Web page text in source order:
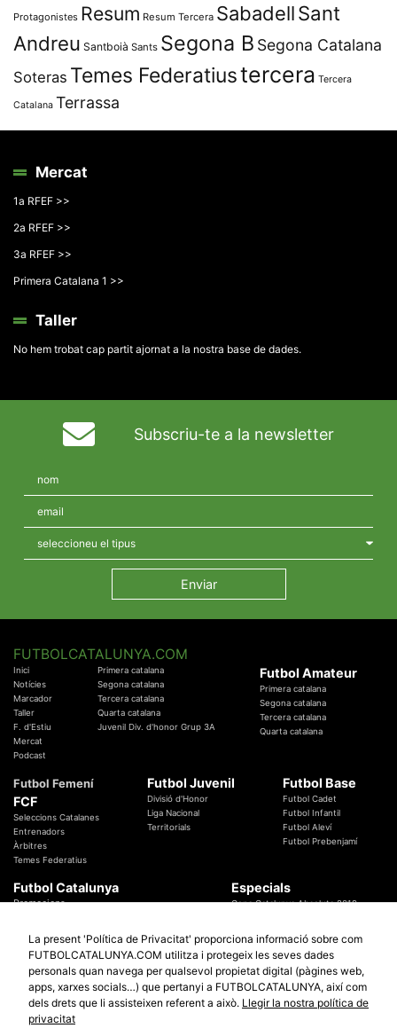
Protagonistes Resum Resum Tercera SabadellSant
Andreu Santboià Sants Segona B Segona Catalana
Soteras Temes Federatiustercera Tercera
Catalana Terrassa
Mercat
1a RFEF >>
2a RFEF >>
3a RFEF >>
Primera Catalana 1 >>
Taller
No hem trobat cap partit ajornat a la nostra base de dades.
Subscriu-te a la newsletter
FUTBOLCATALUNYA.COM
Inici
Notícies
Marcador
Taller
F. d'Estiu
Mercat
Podcast
Primera catalana
Segona catalana
Tercera catalana
Quarta catalana
Juvenil Div. d'honor Grup 3A
Futbol Amateur
Primera catalana
Segona catalana
Tercera catalana
Quarta catalana
Futbol Femení
FCF
Seleccions Catalanes
Entrenadors
Àrbitres
Temes Federatius
Futbol Juvenil
Divisió d'Honor
Liga Nacional
Territorials
Futbol Base
Futbol Cadet
Futbol Infantil
Futbol Aleví
Futbol Prebenjamí
Futbol Catalunya
Promocions
Especials
Copa Catalunya Absoluta 2019
Copa Catalunya Amateur 2019
© 2010 - 2026FutbolCatalunya.com
La present 'Política de Privacitat' proporciona informació sobre com
FUTBOLCATALUNYA.COM utilitza i protegeix les seves dades
personals quan navega per qualsevol propietat digital (pàgines web,
apps, xarxes socials…) que pertanyi a FUTBOLCATALUNYA, així com
dels drets que li assisteixen referent a això. Llegir la nostra política de
privacitat